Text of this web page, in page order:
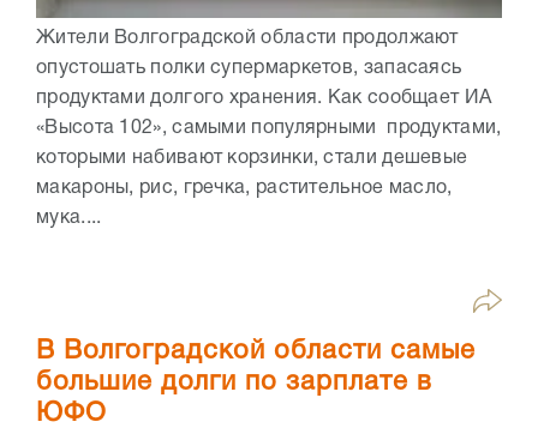
Жители Волгоградской области продолжают
опустошать полки супермаркетов, запасаясь
продуктами долгого хранения. Как сообщает ИА
«Высота 102», самыми популярными продуктами,
которыми набивают корзинки, стали дешевые
макароны, рис, гречка, растительное масло,
мука....
В Волгоградской области самые
большие долги по зарплате в
ЮФО